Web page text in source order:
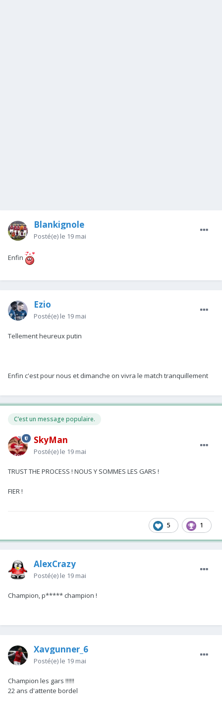
Blankignole
Posté(e) le 19 mai
Enfin
Ezio
Posté(e) le 19 mai
Tellement heureux putin
Enfin c'est pour nous et dimanche on vivra le match tranquillement
C’est un message populaire.
SkyMan
Posté(e) le 19 mai
TRUST THE PROCESS ! NOUS Y SOMMES LES GARS !
FIER !
5 1
AlexCrazy
Posté(e) le 19 mai
Champion, p***** champion !
Xavgunner_6
Posté(e) le 19 mai
Champion les gars !!!!!!
22 ans d'attente bordel